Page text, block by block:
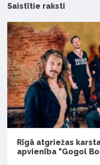
Saistītie raksti
Rīgā atgriežas
apvienība "Gogol